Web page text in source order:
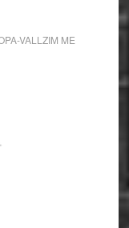
VALLZIM ME